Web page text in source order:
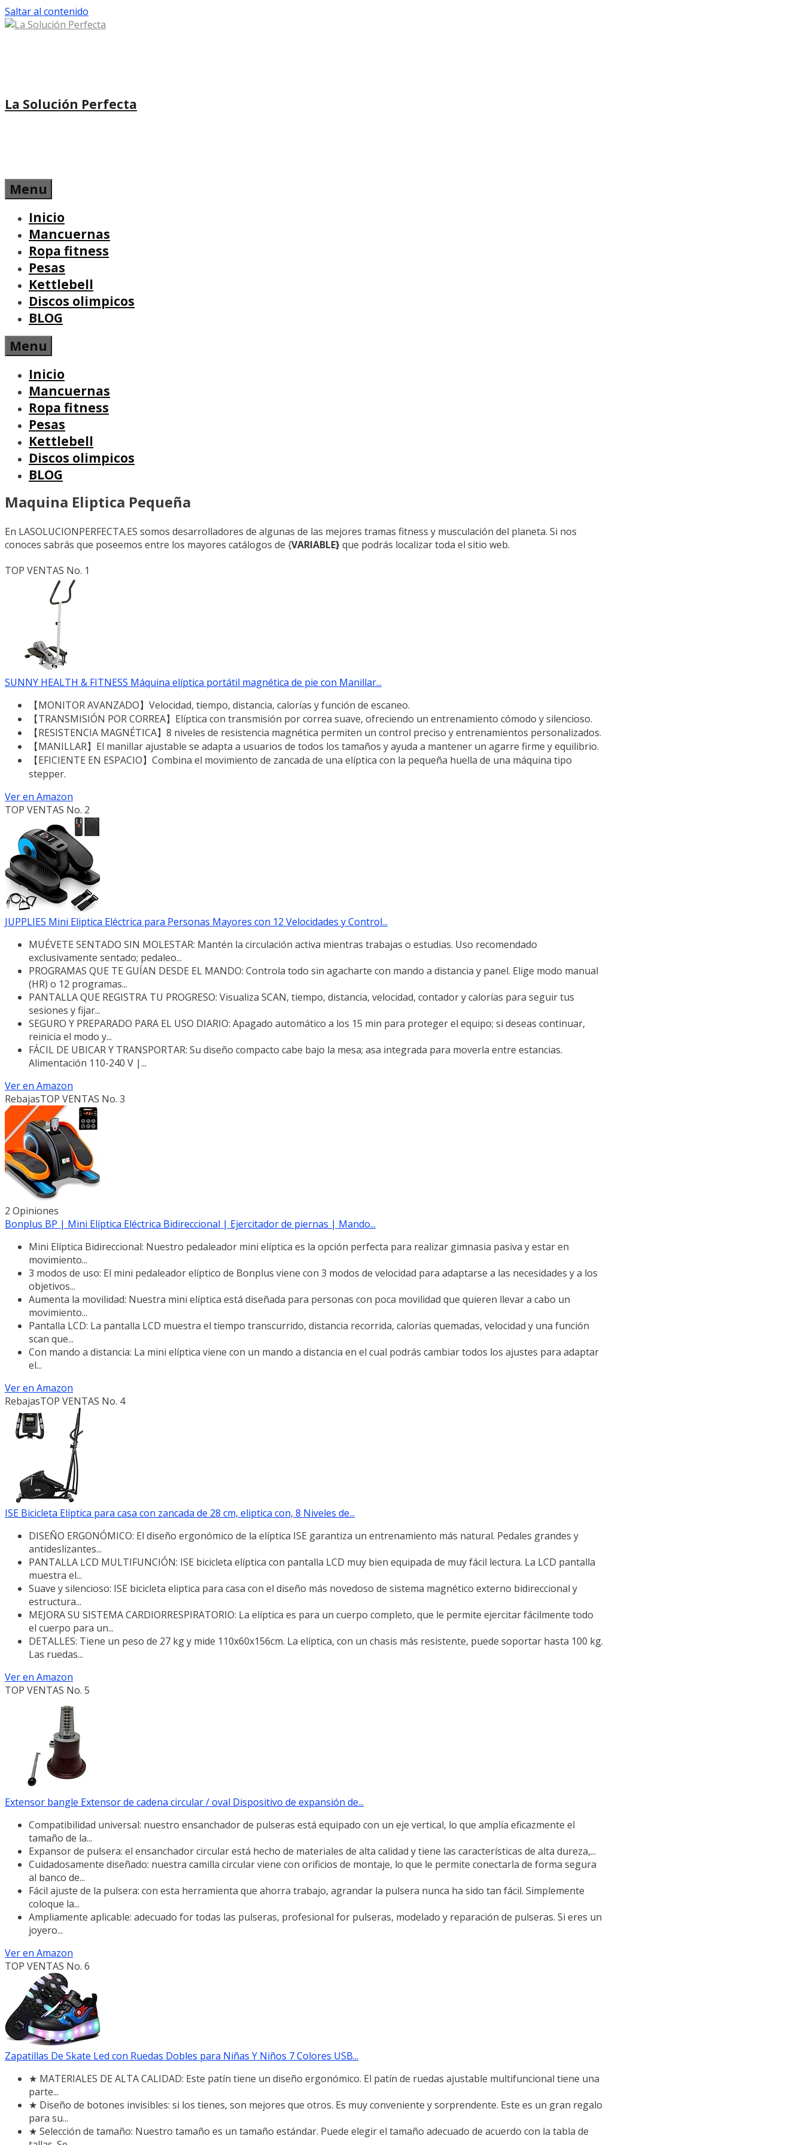
Saltar al contenido
La Solución Perfecta
Menu
Inicio
Mancuernas
Ropa fitness
Pesas
Kettlebell
Discos olimpicos
BLOG
Menu
Inicio
Mancuernas
Ropa fitness
Pesas
Kettlebell
Discos olimpicos
BLOG
Maquina Eliptica Pequeña
En LASOLUCIONPERFECTA.ES somos desarrolladores de algunas de las mejores tramas fitness y musculación del planeta. Si nos
conoces sabrás que poseemos entre los mayores catálogos de {VARIABLE} que podrás localizar toda el sitio web.
TOP VENTAS No. 1
SUNNY HEALTH & FITNESS Máquina elíptica portátil magnética de pie con Manillar...
【MONITOR AVANZADO】Velocidad, tiempo, distancia, calorías y función de escaneo.
【TRANSMISIÓN POR CORREA】Elíptica con transmisión por correa suave, ofreciendo un entrenamiento cómodo y silencioso.
【RESISTENCIA MAGNÉTICA】8 niveles de resistencia magnética permiten un control preciso y entrenamientos personalizados.
【MANILLAR】El manillar ajustable se adapta a usuarios de todos los tamaños y ayuda a mantener un agarre firme y equilibrio.
【EFICIENTE EN ESPACIO】Combina el movimiento de zancada de una elíptica con la pequeña huella de una máquina tipo
stepper.
Ver en Amazon
TOP VENTAS No. 2
JUPPLIES Mini Eliptica Eléctrica para Personas Mayores con 12 Velocidades y Control...
MUÉVETE SENTADO SIN MOLESTAR: Mantén la circulación activa mientras trabajas o estudias. Uso recomendado
exclusivamente sentado; pedaleo...
PROGRAMAS QUE TE GUÍAN DESDE EL MANDO: Controla todo sin agacharte con mando a distancia y panel. Elige modo manual
(HR) o 12 programas...
PANTALLA QUE REGISTRA TU PROGRESO: Visualiza SCAN, tiempo, distancia, velocidad, contador y calorías para seguir tus
sesiones y fijar...
SEGURO Y PREPARADO PARA EL USO DIARIO: Apagado automático a los 15 min para proteger el equipo; si deseas continuar,
reinicia el modo y...
FÁCIL DE UBICAR Y TRANSPORTAR: Su diseño compacto cabe bajo la mesa; asa integrada para moverla entre estancias.
Alimentación 110-240 V |...
Ver en Amazon
RebajasTOP VENTAS No. 3
2 Opiniones
Bonplus BP | Mini Elíptica Eléctrica Bidireccional | Ejercitador de piernas | Mando...
Mini Elíptica Bidireccional: Nuestro pedaleador mini elíptica es la opción perfecta para realizar gimnasia pasiva y estar en
movimiento...
3 modos de uso: El mini pedaleador elíptico de Bonplus viene con 3 modos de velocidad para adaptarse a las necesidades y a los
objetivos...
Aumenta la movilidad: Nuestra mini elíptica está diseñada para personas con poca movilidad que quieren llevar a cabo un
movimiento...
Pantalla LCD: La pantalla LCD muestra el tiempo transcurrido, distancia recorrida, calorías quemadas, velocidad y una función
scan que...
Con mando a distancia: La mini elíptica viene con un mando a distancia en el cual podrás cambiar todos los ajustes para adaptar
el...
Ver en Amazon
RebajasTOP VENTAS No. 4
ISE Bicicleta Elíptica para casa con zancada de 28 cm, eliptica con, 8 Niveles de...
DISEÑO ERGONÓMICO: El diseño ergonómico de la elíptica ISE garantiza un entrenamiento más natural. Pedales grandes y
antideslizantes...
PANTALLA LCD MULTIFUNCIÓN: ISE bicicleta elíptica con pantalla LCD muy bien equipada de muy fácil lectura. La LCD pantalla
muestra el...
Suave y silencioso: ISE bicicleta eliptica para casa con el diseño más novedoso de sistema magnético externo bidireccional y
estructura...
MEJORA SU SISTEMA CARDIORRESPIRATORIO: La elíptica es para un cuerpo completo, que le permite ejercitar fácilmente todo
el cuerpo para un...
DETALLES: Tiene un peso de 27 kg y mide 110x60x156cm. La elíptica, con un chasis más resistente, puede soportar hasta 100 kg.
Las ruedas...
Ver en Amazon
TOP VENTAS No. 5
Extensor bangle Extensor de cadena circular / oval Dispositivo de expansión de...
Compatibilidad universal: nuestro ensanchador de pulseras está equipado con un eje vertical, lo que amplía eficazmente el
tamaño de la...
Expansor de pulsera: el ensanchador circular está hecho de materiales de alta calidad y tiene las características de alta dureza,...
Cuidadosamente diseñado: nuestra camilla circular viene con orificios de montaje, lo que le permite conectarla de forma segura
al banco de...
Fácil ajuste de la pulsera: con esta herramienta que ahorra trabajo, agrandar la pulsera nunca ha sido tan fácil. Simplemente
coloque la...
Ampliamente aplicable: adecuado for todas las pulseras, profesional for pulseras, modelado y reparación de pulseras. Si eres un
joyero...
Ver en Amazon
TOP VENTAS No. 6
Zapatillas De Skate Led con Ruedas Dobles para Niñas Y Niños 7 Colores USB...
★ MATERIALES DE ALTA CALIDAD: Este patín tiene un diseño ergonómico. El patín de ruedas ajustable multifuncional tiene una
parte...
★ Diseño de botones invisibles: si los tienes, son mejores que otros. Es muy conveniente y sorprendente. Este es un gran regalo
para su...
★ Selección de tamaño: Nuestro tamaño es un tamaño estándar. Puede elegir el tamaño adecuado de acuerdo con la tabla de